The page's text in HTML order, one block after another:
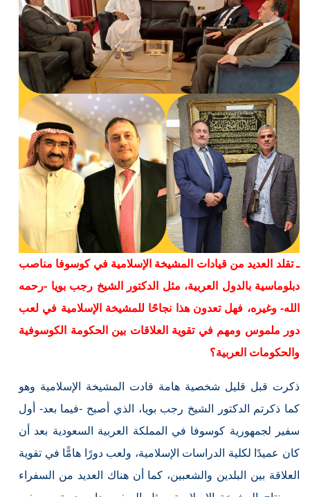
ـ تقلد العديد من قيادات المشيخة الإسلامية في كوسوفا مناصب
دبلوماسية بالدول العربية، مثل الدكتور الشيخ رجب بويا -رحمه
الله- وغيره، فهل تعدون هذا نجاحًا للمشيخة الإسلامية في لعب
دور ملموس ومهم في تقوية العلاقات بين الحكومة الكوسوفية
والحكومات العربية؟
ذكرت قبل قليل شخصية هامة قادت المشيخة الإسلامية وهو
كما ذكرتم الدكتور الشيخ رجب بويا، الذي أصبح -فيما بعد- أول
سفير لجمهورية كوسوفا في المملكة العربية السعودية بعد أن
كان عميدًا لكلية الدراسات الإسلامية، ولعب دورًا هامًّا في تقوية
العلاقة بين البلدين والشعبين، كما أن هناك العديد من السفراء